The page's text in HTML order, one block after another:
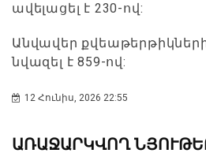
ավելացել է 230-ով:
Անվավեր
նվազել է 859-ով:
12 Հունիս, 2026 22:55
ԱՌԱՋԱՐԿՎՈՂ